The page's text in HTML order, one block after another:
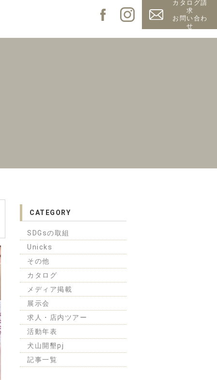
カタログ請
求
お問い合わ
せ
CATEGORY
SDGsの取組
Unicks
その他
カタログ
メディア掲載
展示会
求人・店内ツアー
活動年表
犬山開墾pj
記事一覧